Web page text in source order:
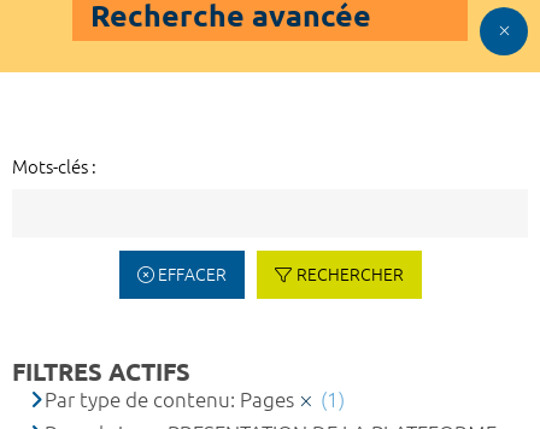
Recherche avancée
Mots-clés :
EFFACER RECHERCHER
FILTRES ACTIFS
Par type de contenu: Pages
(1)